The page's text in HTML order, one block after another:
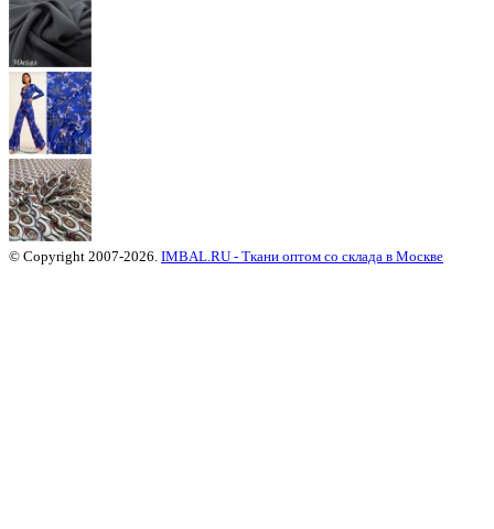
© Copyright 2007-2026. IMBAL.RU - Ткани оптом со склада в Москве